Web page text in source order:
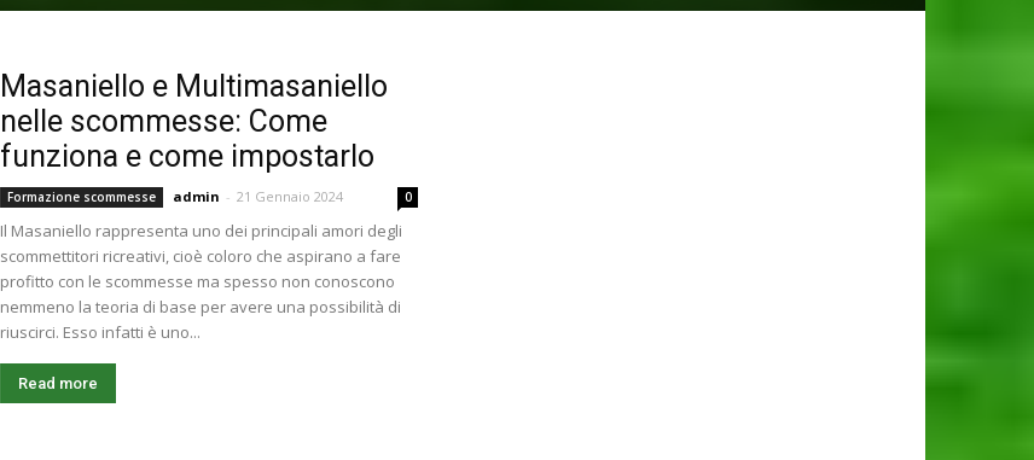
Masaniello e Multimasaniello
nelle scommesse: Come
funziona e come impostarlo
Formazione scommesse admin - 21 Gennaio 2024 0
Il Masaniello rappresenta uno dei principali amori degli
scommettitori ricreativi, cioè coloro che aspirano a fare
profitto con le scommesse ma spesso non conoscono
nemmeno la teoria di base per avere una possibilità di
riuscirci. Esso infatti è uno...
Read more